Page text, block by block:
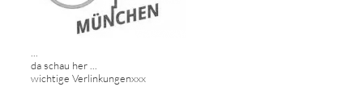
...
da schau her ...
wichtige Verlinkungenxxx